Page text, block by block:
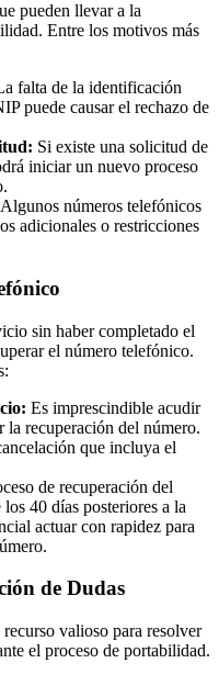
pueden llevar a la
Entre los motivos más
falta de la identificación
puede causar el rechazo de
Si existe una solicitud de
iniciar un nuevo proceso
Algunos números telefónicos
adicionales o restricciones
sin haber completado el
el número telefónico.
Es imprescindible acudir
la recuperación del número.
que incluya el
de recuperación del
40 días posteriores a la
actuar con rapidez para
de Dudas
valioso para resolver
el proceso de portabilidad.